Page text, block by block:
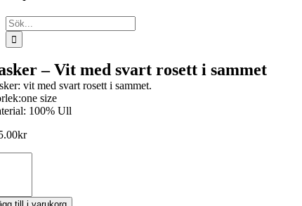
Sök
efter:
– Vit med svart rosett i sammet
vit med svart rosett i sammet.
size
100% Ull
kr